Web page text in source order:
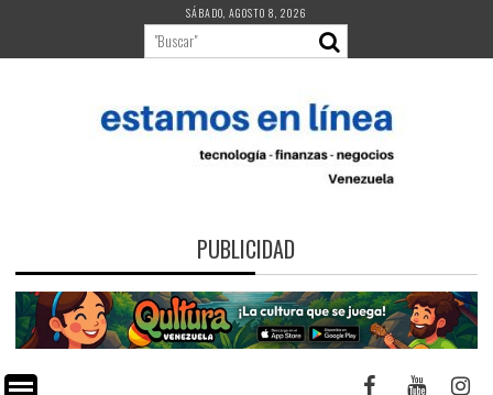
contenido
SÁBADO, AGOSTO 8, 2026
PUBLICIDAD